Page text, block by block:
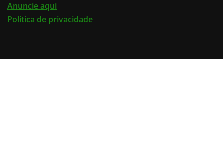
Anuncie aqui
Política de privacidade